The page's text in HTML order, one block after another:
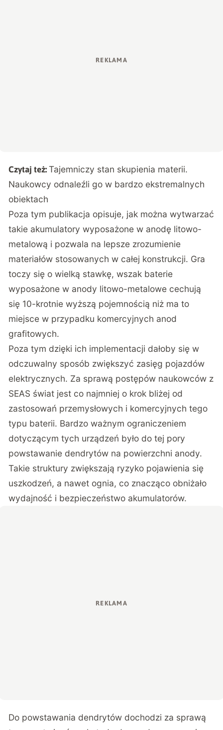
Czytaj też:Tajemniczy stan skupienia materii.
Naukowcy odnaleźli go w bardzo ekstremalnych
obiektach
Poza tym publikacja opisuje, jak można wytwarzać
takie akumulatory wyposażone w anodę litowo-
metalową i pozwala na lepsze zrozumienie
materiałów stosowanych w całej konstrukcji. Gra
toczy się o wielką stawkę, wszak baterie
wyposażone w anody litowo-metalowe cechują
się 10-krotnie wyższą pojemnością niż ma to
miejsce w przypadku komercyjnych anod
grafitowych.
Poza tym dzięki ich implementacji dałoby się w
odczuwalny sposób zwiększyć zasięg pojazdów
elektrycznych. Za sprawą postępów naukowców z
SEAS świat jest co najmniej o krok bliżej od
zastosowań przemysłowych i komercyjnych tego
typu baterii. Bardzo ważnym ograniczeniem
dotyczącym tych urządzeń było do tej pory
powstawanie dendrytów na powierzchni anody.
Takie struktury zwiększają ryzyko pojawienia się
uszkodzeń, a nawet ognia, co znacząco obniżało
wydajność i bezpieczeństwo akumulatorów.
Do powstawania dendrytów dochodzi za sprawą